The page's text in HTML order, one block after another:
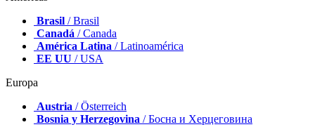
Brasil / Brasil
Canadá / Canada
América Latina / Latinoamérica
EE UU / USA
Europa
Austria / Österreich
Bosnia y Herzegovina / Босна и Херцеговина